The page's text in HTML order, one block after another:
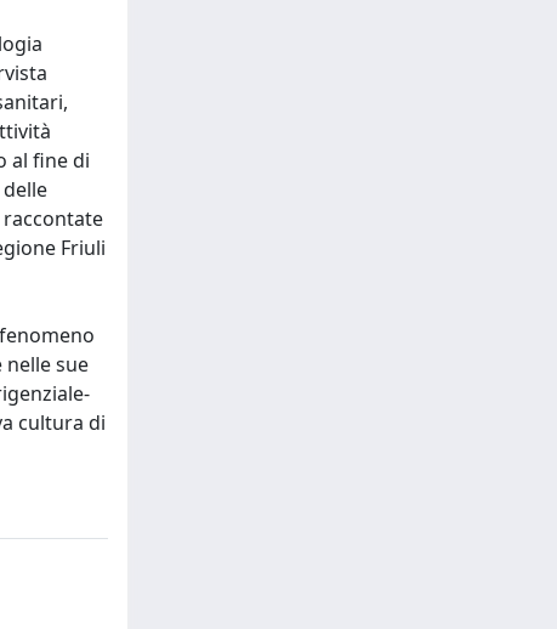
al fine di
Friuli
sue
cultura di